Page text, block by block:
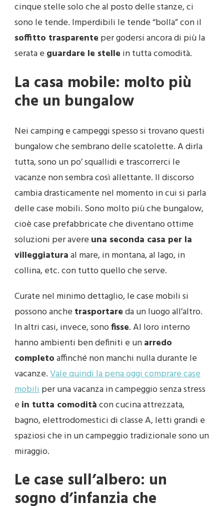
cinque stelle solo che al posto delle stanze, ci
sono le tende. Imperdibili le tende “bolla” con il
soffitto trasparente per godersi ancora di più la
serata e guardare le stelle in tutta comodità.
La casa mobile: molto più
che un bungalow
Nei camping e campeggi spesso si trovano questi
bungalow che sembrano delle scatolette. A dirla
tutta, sono un po’ squallidi e trascorrerci le
vacanze non sembra così allettante. Il discorso
cambia drasticamente nel momento in cui si parla
delle case mobili. Sono molto più che bungalow,
cioè case prefabbricate che diventano ottime
soluzioni per avere una seconda casa per la
villeggiaturaal mare, in montana, al lago, in
collina, etc. con tutto quello che serve.
Curate nel minimo dettaglio, le case mobili si
possono anche trasportareda un luogo all’altro.
In altri casi, invece, sonofisse. Al loro interno
hanno ambienti ben definiti e unarredo
completoaffinché non manchi nulla durante le
vacanze.Vale quindi la pena oggi comprare case
mobiliper una vacanza in campeggio senza stress
e in tutta comoditàcon cucina attrezzata,
bagno, elettrodomestici di classe A, letti grandi e
spaziosi che in un campeggio tradizionale sono un
miraggio.
Le case sull’albero: un
sogno d’infanzia che